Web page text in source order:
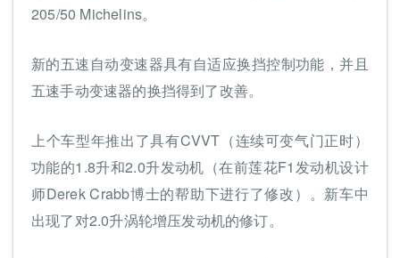
205/50 Michelins。
新的五速自动变速器具有自适应换挡控制功能，并且
五速手动变速器的换挡得到了改善。
上个车型年推出了具有CVVT（连续可变气门正时）
功能的1.8升和2.0升发动机（在前莲花F1发动机设计
师Derek Crabb博士的帮助下进行了修改）。新车中
出现了对2.0升涡轮增压发动机的修订。